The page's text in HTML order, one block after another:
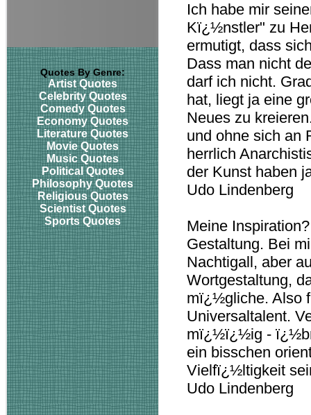
Quotes By Genre:
Artist Quotes
Celebrity Quotes
Comedy Quotes
Economy Quotes
Literature Quotes
Movie Quotes
Music Quotes
Political Quotes
Philosophy Quotes
Religious Quotes
Scientist Quotes
Sports Quotes
Ich habe mir
Kï¿½nstler" zu
ermutigt, dass
Dass man nicht
darf ich nicht.
hat, liegt ja eine
Neues zu
und ohne sich an
herrlich
der Kunst haben
Udo Lindenberg
Meine
Gestaltung. Bei
Nachtigall, aber
Wortgestaltung,
mï¿½gliche. Also
Universaltalent.
mï¿½ï¿½ig -
ein bisschen
Vielfï¿½ltigkeit
Udo Lindenberg